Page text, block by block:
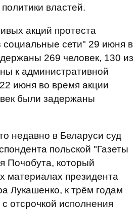
властей.
акций протеста
сети" 29 июня в
269 человек, 130 из
к административной
июня во время акции
были задержаны
недавно в Беларуси суд
польской "Газеты
Почобута, который
материалах президента
Лукашенко, к трём годам
отсрочкой исполнения